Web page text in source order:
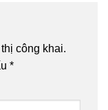
công khai.
*